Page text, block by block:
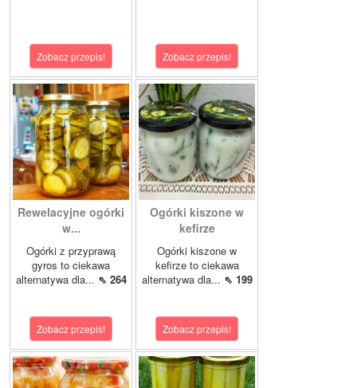
Zobacz przepis! Zobacz przepis!
Rewelacyjne ogórki
w...
Ogórki z przyprawą
gyros to ciekawa
alternatywa dla... ⇖ 264
Zobacz przepis!
Ogórki kiszone w
kefirze
Ogórki kiszone w
kefirze to ciekawa
alternatywa dla... ⇖ 199
Zobacz przepis!